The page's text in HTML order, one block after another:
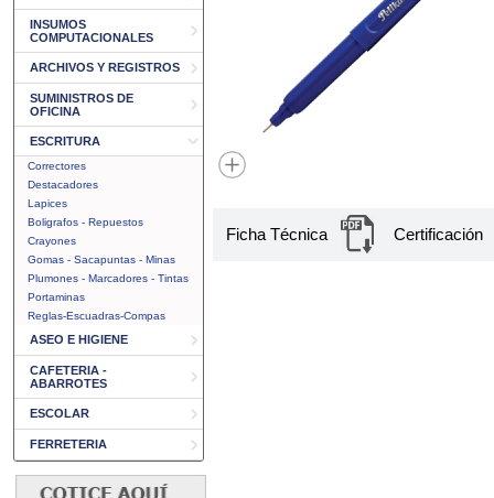
INSUMOS
COMPUTACIONALES
ARCHIVOS Y REGISTROS
SUMINISTROS DE
OFICINA
ESCRITURA
Correctores
Destacadores
Lapices
Boligrafos - Repuestos
Crayones
Gomas - Sacapuntas - Minas
Plumones - Marcadores - Tintas
Portaminas
Reglas-Escuadras-Compas
ASEO E HIGIENE
CAFETERIA -
ABARROTES
ESCOLAR
FERRETERIA
Ficha Técnica Certificación